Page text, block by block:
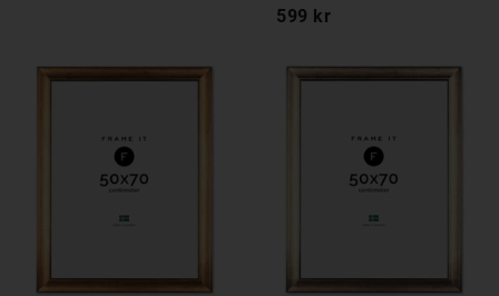
599 kr